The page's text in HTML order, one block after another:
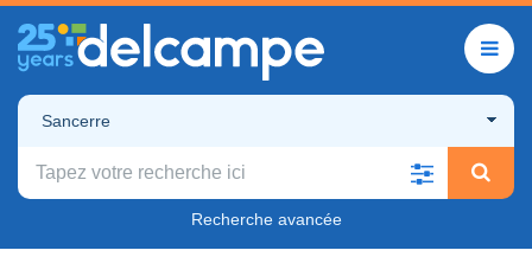
Sancerre
Recherche avancée